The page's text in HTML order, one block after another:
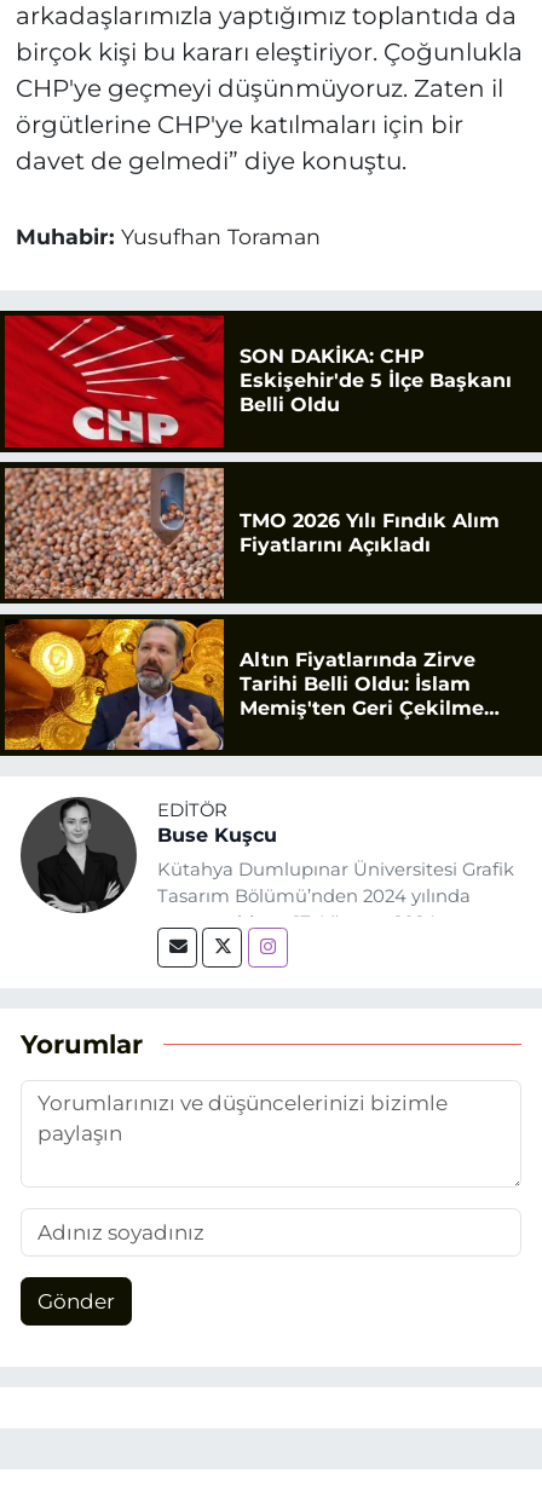
arkadaşlarımızla yaptığımız toplantıda da
birçok kişi bu kararı eleştiriyor. Çoğunlukla
CHP'ye geçmeyi düşünmüyoruz. Zaten il
örgütlerine CHP'ye katılmaları için bir
davet de gelmedi” diye konuştu.
Muhabir: Yusufhan Toraman
SON DAKİKA: CHP
Eskişehir'de 5 İlçe Başkanı
Belli Oldu
TMO 2026 Yılı Fındık Alım
Fiyatlarını Açıkladı
Altın Fiyatlarında Zirve
Tarihi Belli Oldu: İslam
Memiş'ten Geri Çekilme
EDITÖR
Buse Kuşcu
Kütahya Dumlupınar Üniversitesi Grafik
Tasarım Bölümü’nden 2024 yılında
mezun oldum. 17 Ağustos 2024
tarihinde, Grafik Tasarım alanında staj
adım attım.
Yorumlar
Gönder